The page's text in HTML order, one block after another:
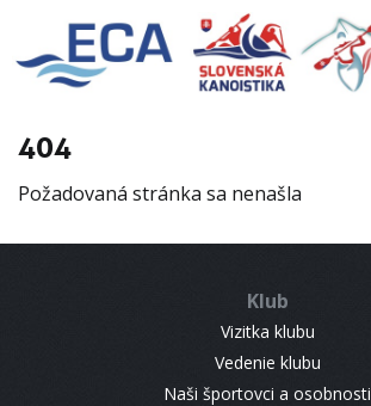
404
Požadovaná stránka sa nenašla
Klub
Vizitka klubu
Vedenie klubu
Naši športovci a osobnosti
EURO 19
INFO
RESULTS
CONTACT